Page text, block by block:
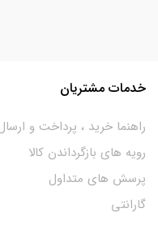
خدمات مشتریان
راهنما خرید ، پرداخت و
رویه های بازگرداندن کالا
پرسش های متداول
گارانتی